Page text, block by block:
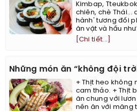
Kimbap,
chiên, chè Thái...
hành' tương đối
ăn vặt và hầu
[Chi tiết...]
Những món ăn “không đội
+ Thịt heo không
cam thảo. + Thịt
ăn chung với
nên ăn với măng